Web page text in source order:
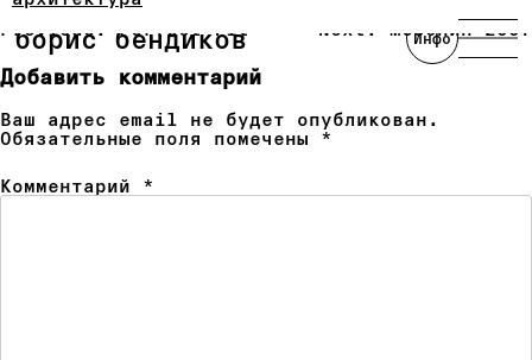
Skip
content
борис бендиков Инфо
Навигация
по
записям
Previous: Perfect Fit Next: Мезонин 2007
Добавить комментарий
Ваш адрес email не будет опубликован.
Обязательные поля помечены *
Комментарий *